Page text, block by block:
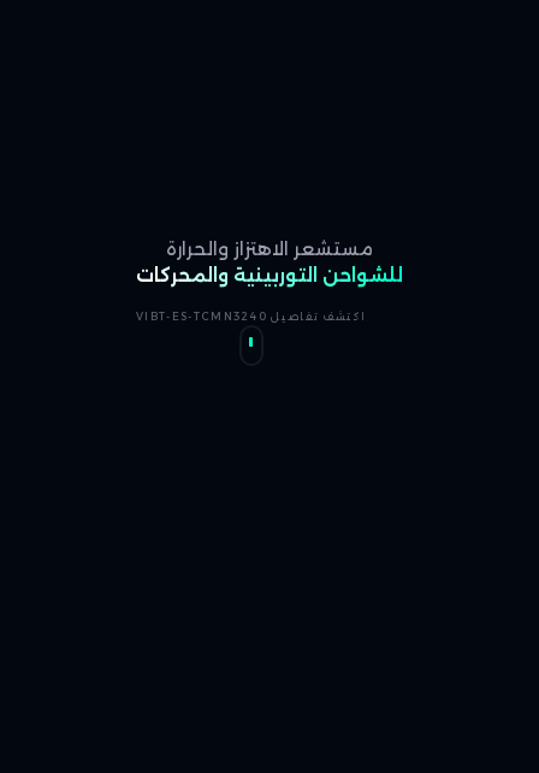
مستشعر الاهتزاز والحرارة
للشواحن التوربينية والمحركات
اكتشف تفاصيل VIBT-ES-TCMN3240